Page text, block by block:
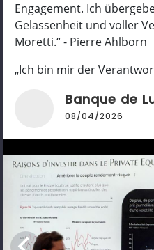
Engagement. Ich
Gelassenheit und voller
Moretti.“ - Pierre Ahlborn
„Ich bin mir der
Fortführung des
besonders dafür
unserer Bank im Sinne
Kunden und Partner
Livia Moretti
Wir danken Pierre
langjähriges Engagement
Moretti in ihrer neuen
Weiterlesen
Banque de
08/04/2026